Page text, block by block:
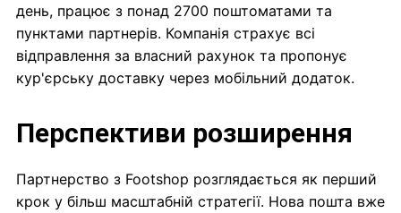
день, працює з понад 2700 поштоматами та
пунктами партнерів. Компанія страхує всі
відправлення за власний рахунок та пропонує
кур'єрську доставку через мобільний додаток.
Перспективи розширення
Партнерство з Footshop розглядається як перший
крок у більш масштабній стратегії. Нова пошта вже